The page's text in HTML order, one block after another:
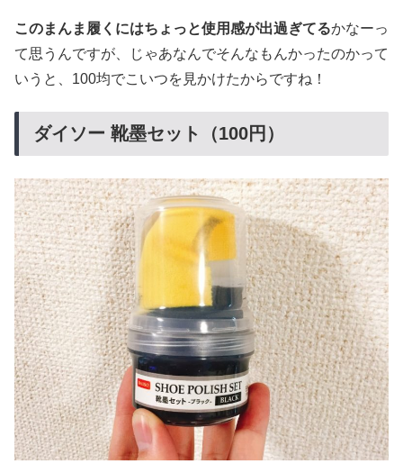
このまんま履くにはちょっと使用感が出過ぎてるかなーっ
て思うんですが、じゃあなんでそんなもんかったのかって
いうと、100均でこいつを見かけたからですね！
ダイソー 靴墨セット（100円）